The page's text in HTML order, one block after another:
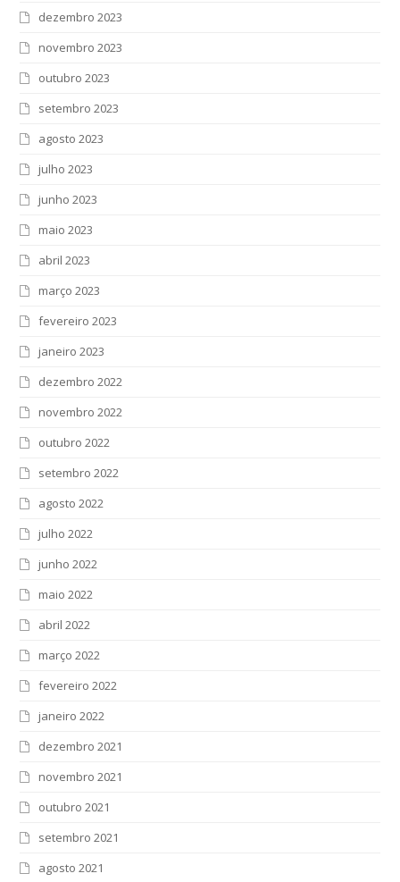
dezembro 2023
novembro 2023
outubro 2023
setembro 2023
agosto 2023
julho 2023
junho 2023
maio 2023
abril 2023
março 2023
fevereiro 2023
janeiro 2023
dezembro 2022
novembro 2022
outubro 2022
setembro 2022
agosto 2022
julho 2022
junho 2022
maio 2022
abril 2022
março 2022
fevereiro 2022
janeiro 2022
dezembro 2021
novembro 2021
outubro 2021
setembro 2021
agosto 2021